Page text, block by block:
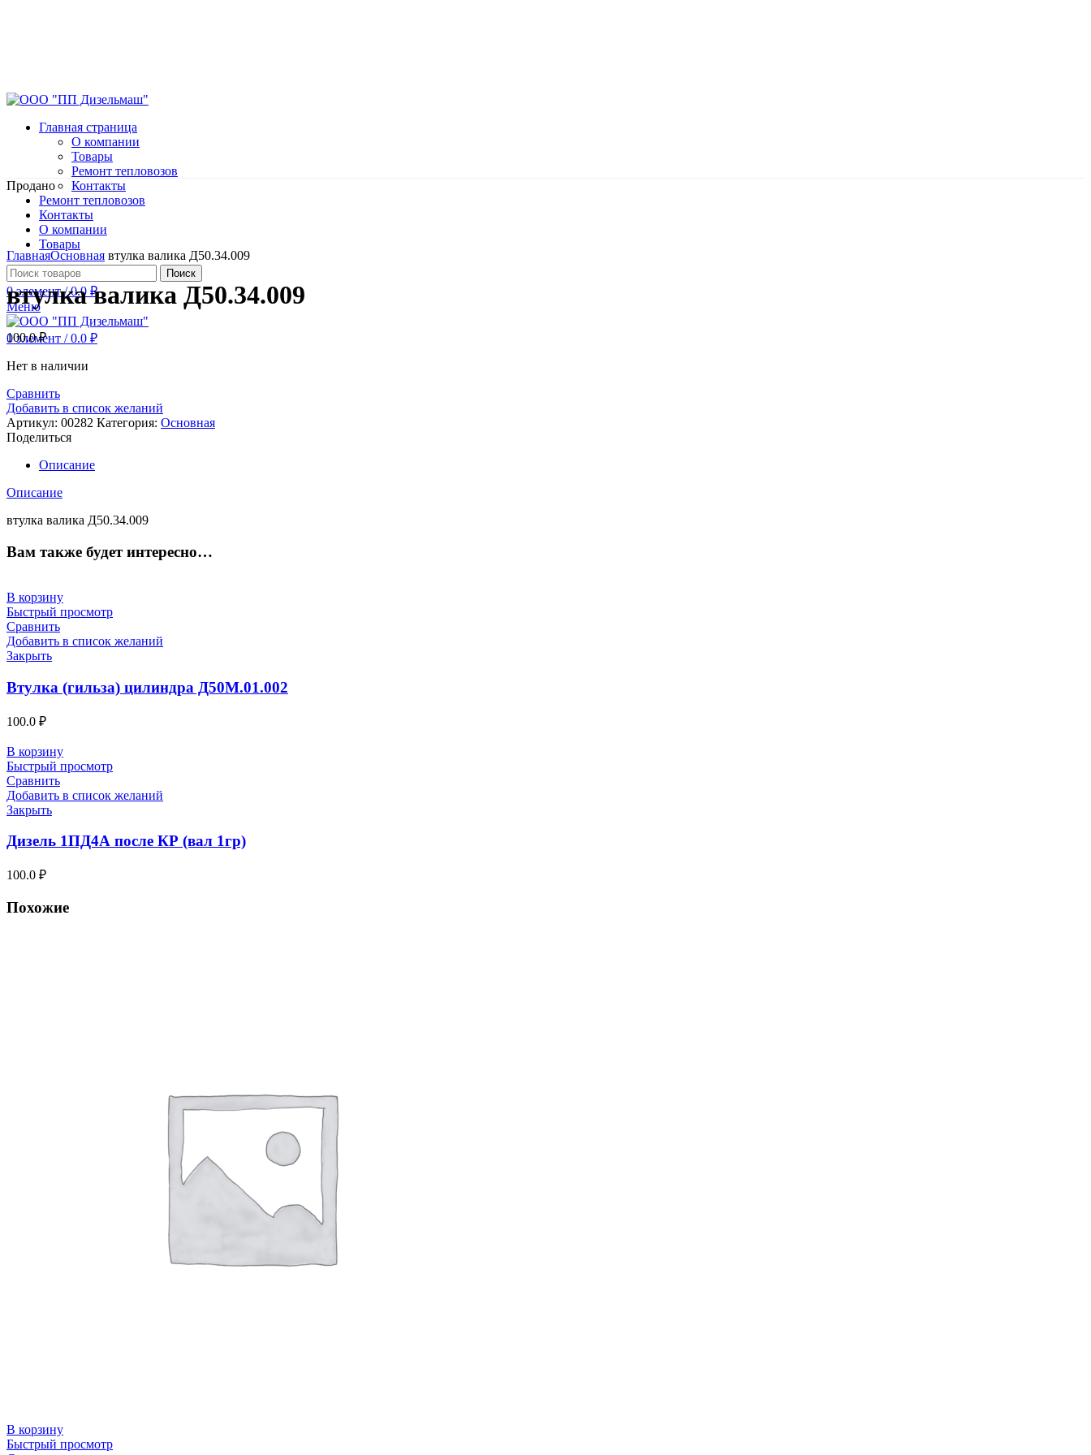
Главная страница
О компании
Товары
Ремонт тепловозов
Контакты
Ремонт тепловозов
Контакты
О компании
Товары
Поиск
0элемент / 0.0 ₽
Меню
0элемент / 0.0 ₽
Продано
Нажмите, чтобы увеличить
ГлавнаяОсновная втулка валика Д50.34.009
втулка валика Д50.34.009
100.0₽
Нет в наличии
Сравнить
Добавить в список желаний
Артикул: 00282 Категория: Основная
Поделиться
Описание
Описание
втулка валика Д50.34.009
Вам также будет интересно…
В корзину
Быстрый просмотр
Сравнить
Добавить в список желаний
Закрыть
Втулка (гильза) цилиндра Д50М.01.002
100.0 ₽
В корзину
Быстрый просмотр
Сравнить
Добавить в список желаний
Закрыть
Дизель 1ПД4А после КР (вал 1гр)
100.0 ₽
Похожие
В корзину
Быстрый просмотр